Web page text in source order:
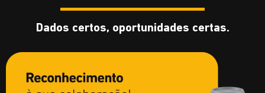
Dados certos, oportunidades certas.